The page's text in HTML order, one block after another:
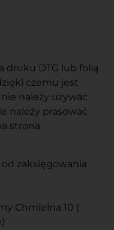
druku DTG lub folią
czemu jest
należy używać
należy prasować
strona.
od zaksięgowania
Chmielna 10 (